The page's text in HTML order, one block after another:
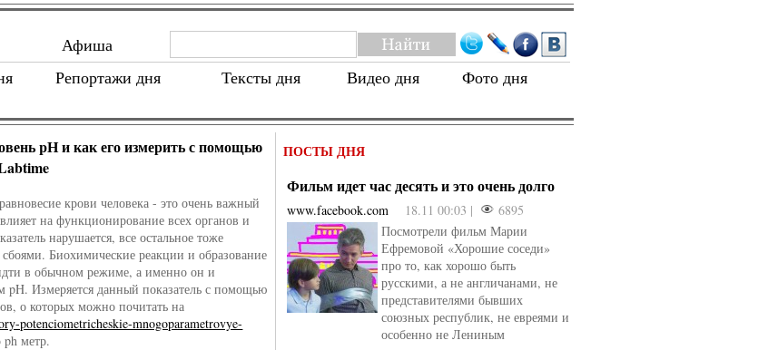
Афиша
Репортажи дня Тексты дня Видео дня Фото дня
pН и как его измерить с помощью
крови человека - это очень важный
на функционирование всех органов и
нарушается, все остальное тоже
сбоями. Биохимические реакции и образование
в обычном режиме, а именно он и
pH. Измеряется данный показатель с помощью
о которых можно почитать на
potenciometricheskie-mnogoparametrovye-
ph метр.
ПОСТЫ ДНЯ
Фильм идет час десять и это очень долго
www.facebook.com 18.11 00:03 |
6895
Посмотрели фильм Марии
Ефремовой «Хорошие соседи»
про то, как хорошо быть
русскими, а не англичанами, не
представителями бывших
союзных республик, не евреями и
особенно не Лениным